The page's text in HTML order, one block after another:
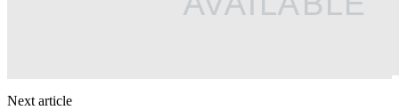
Next article